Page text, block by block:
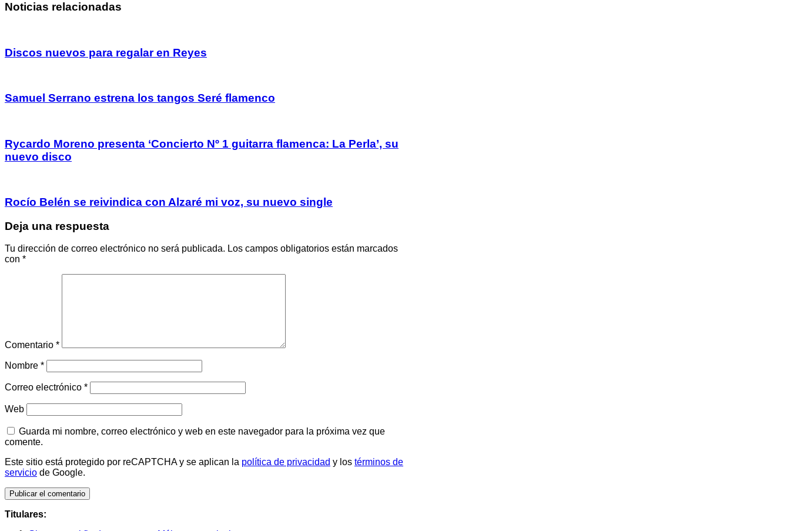
Noticias relacionadas
Discos nuevos para regalar en Reyes
Samuel Serrano estrena los tangos Seré flamenco
Rycardo Moreno presenta ‘Concierto Nº 1 guitarra flamenca: La Perla’, su
nuevo disco
Rocío Belén se reivindica con Alzaré mi voz, su nuevo single
Deja una respuesta
Tu dirección de correo electrónico no será publicada. Los campos obligatorios están marcados
con *
Comentario *
Nombre *
Correo electrónico *
Web
Guarda mi nombre, correo electrónico y web en este navegador para la próxima vez que
comente.
Este sitio está protegido por reCAPTCHA y se aplican la política de privacidad y los términos de
servicio de Google.
Titulares: